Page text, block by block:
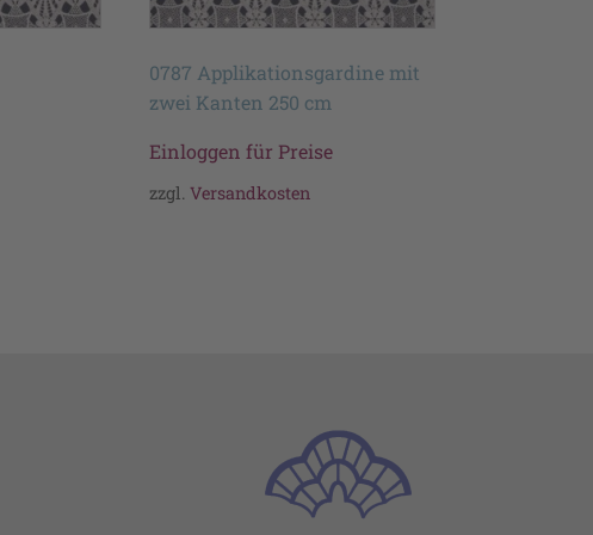
0787 Applikationsgardine mit
zwei Kanten 250 cm
Einloggen für Preise
zzgl. Versandkosten